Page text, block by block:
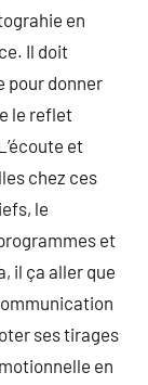
en
Il doit
pour donner
le reflet
et
chez ces
le
et
il ça aller que
ses tirages
en